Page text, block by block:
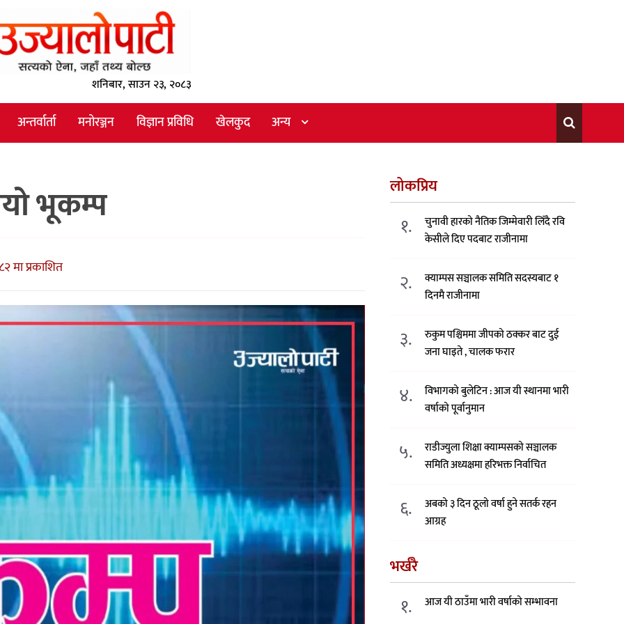
शनिबार, साउन २३, २०८३
अन्तर्वार्ता मनोरञ्जन विज्ञान प्रविधि खेलकुद अन्य
भूकम्प
मा प्रकाशित
लोकप्रिय
१.
चुनावी हारको नैतिक जिम्मेवारी लिँदै रवि
केसीले दिए पदबाट राजीनामा
२.
क्याम्पस सञ्चालक समिति सदस्यबाट १
दिनमै राजीनामा
३.
रुकुम पश्चिममा जीपको ठक्कर बाट दुई
जना घाइते , चालक फरार
४.
विभागको बुलेटिन : आज यी स्थानमा भारी
वर्षाको पूर्वानुमान
५.
राडीज्युला शिक्षा क्याम्पसको सञ्चालक
समिति अध्यक्षमा हरिभक्त निर्वाचित
६.
अबको ३ दिन ठूलो वर्षा हुने सतर्क रहन
आग्रह
भर्खरै
१. आज यी ठाउँमा भारी वर्षाको सम्भावना